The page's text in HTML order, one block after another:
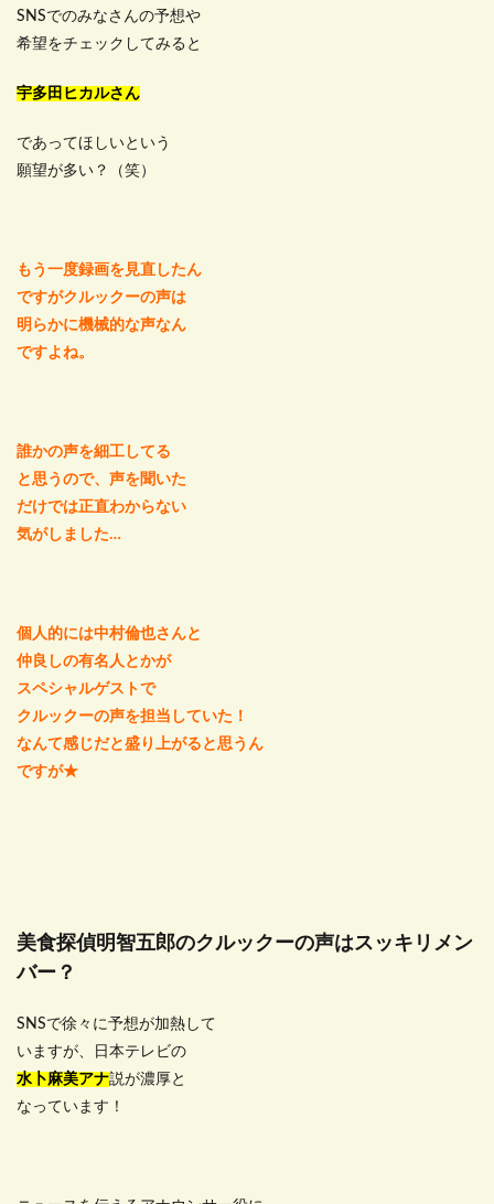
SNSでのみなさんの予想や
希望をチェックしてみると
宇多田ヒカルさん
であってほしいという
願望が多い？（笑）
もう一度録画を見直したん
ですがクルックーの声は
明らかに機械的な声なん
ですよね。
誰かの声を細工してる
と思うので、声を聞いた
だけでは正直わからない
気がしました…
個人的には中村倫也さんと
仲良しの有名人とかが
スペシャルゲストで
クルックーの声を担当していた！
なんて感じだと盛り上がると思うん
ですが★
美食探偵明智五郎のクルックーの声はスッキリメン
バー？
SNSで徐々に予想が加熱して
いますが、日本テレビの
水卜麻美アナ説が濃厚と
なっています！